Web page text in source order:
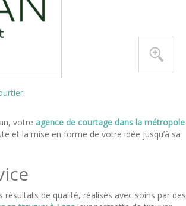
.
votre agence de courtage dans la métropole
et la mise en forme de votre idée jusqu’à sa
de qualité, réalisés avec soins par des